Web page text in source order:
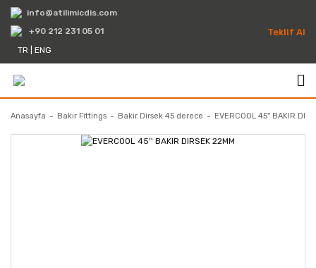
info@atilimicdis.com
+90 212 231 05 01
TR
ENG
Teklif Al
Anasayfa Bakır Fittings Bakır Dirsek 45 derece EVERCOOL 45'' BAKIR